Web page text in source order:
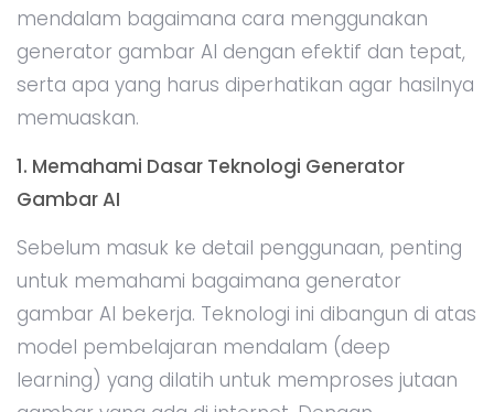
mendalam bagaimana cara menggunakan
generator gambar AI dengan efektif dan tepat,
serta apa yang harus diperhatikan agar hasilnya
memuaskan.
1. Memahami Dasar Teknologi Generator
Gambar AI
Sebelum masuk ke detail penggunaan, penting
untuk memahami bagaimana generator
gambar AI bekerja. Teknologi ini dibangun di atas
model pembelajaran mendalam (deep
learning) yang dilatih untuk memproses jutaan